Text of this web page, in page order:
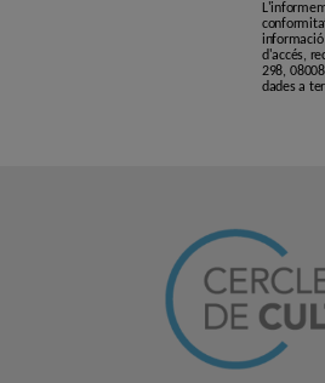
d'accés,
298,
dades a